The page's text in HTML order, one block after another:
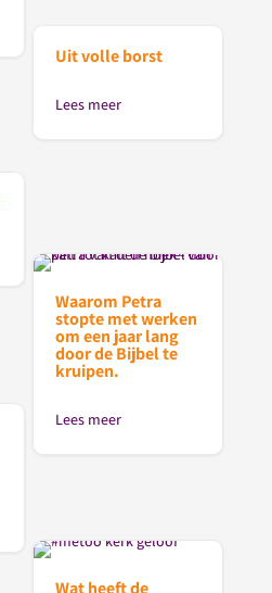
Uit volle borst
Lees meer
Waarom Petra
stopte met werken
om een jaar lang
door de Bijbel te
kruipen.
Lees meer